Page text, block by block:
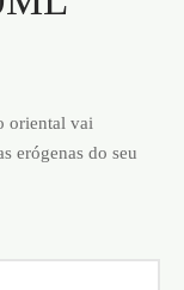
oriental vai
erógenas do seu